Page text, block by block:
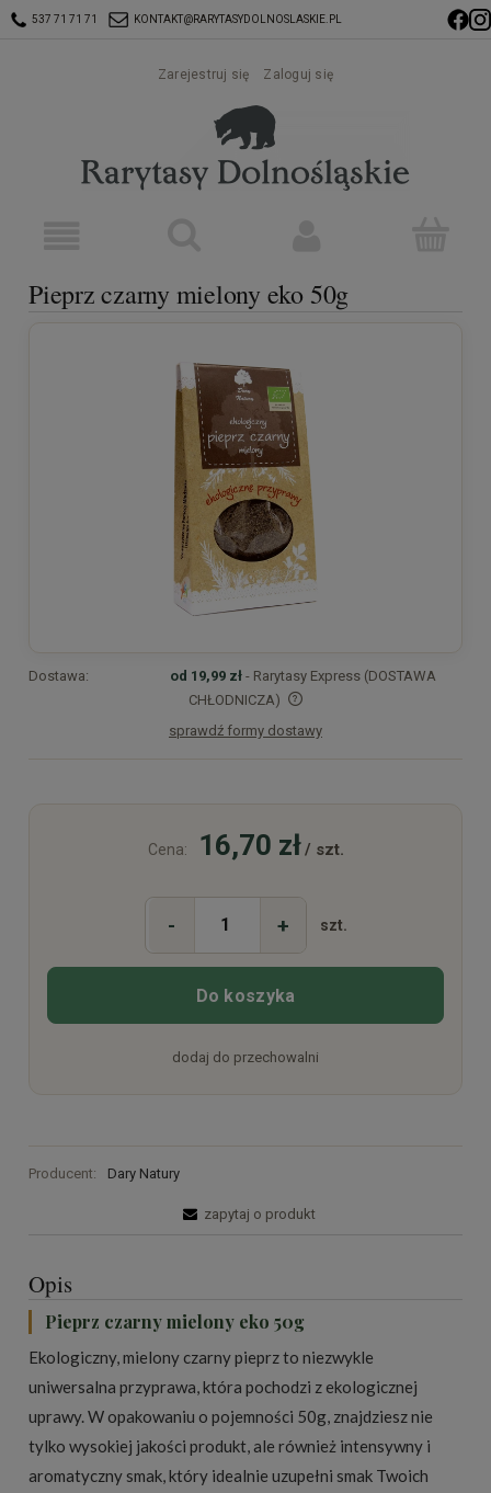
537 71 71 71 KONTAKT@RARYTASYDOLNOSLASKIE.PL
Zarejestruj się Zaloguj się
Pieprz czarny mielony eko 50g
Dostawa: od 19,99 zł - Rarytasy Express (DOSTAWA
CHŁODNICZA)
Cena nie zawiera ewentualnych kosztów płatności
sprawdź formy dostawy
Cena: 16,70 zł/ szt.
- + szt.
Do koszyka
dodaj do przechowalni
Producent: Dary Natury
zapytaj o produkt
Opis
Pieprz czarny mielony eko 50g
Ekologiczny, mielony czarny pieprz to niezwykle
uniwersalna przyprawa, która pochodzi z ekologicznej
uprawy. W opakowaniu o pojemności 50g, znajdziesz nie
tylko wysokiej jakości produkt, ale również intensywny i
aromatyczny smak, który idealnie uzupełni smak Twoich